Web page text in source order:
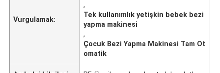
Vurgulamak:
,
Tek kullanımlık yetişkin bebek bezi
yapma makinesi
,
Çocuk Bezi Yapma Makinesi Tam Ot
omatik